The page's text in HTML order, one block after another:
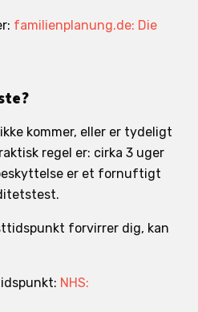
familienplanung.de: Die
kommer, eller er tydeligt
regel er: cirka 3 uger
er et fornuftigt
forvirrer dig, kan
NHS: